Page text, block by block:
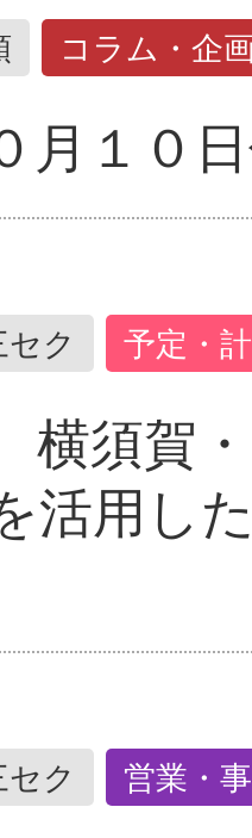
コラム・企
１０
ク 予定・
須賀
活用し
ク 営業・